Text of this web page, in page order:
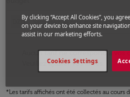
Aucun tarif ne correspond à vos
Veuillez ajuster vos filtres.
*Les tarifs affichés ont été collectés au cours
By clicking “Accept All Cookies”, you
on your device to enhance site
assist in our marketing efforts.
Cookies Settings